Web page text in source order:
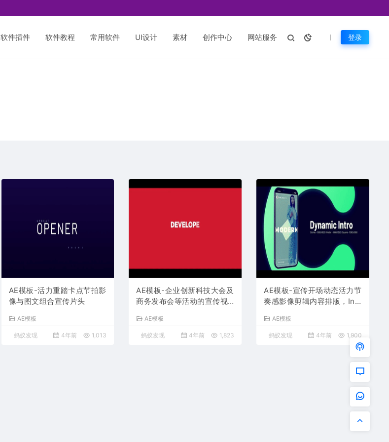
软件插件 软件教程 常用软件 UI设计 素材 创作中心 网站服务 登录
AE模板-活力重踏卡点节拍影
像与图文组合宣传片头
AE模板
蚂蚁发现 4年前 1,013
AE模板-企业创新科技大会及
商务发布会等活动的宣传视
AE模板
蚂蚁发现 4年前 1,823
AE模板-宣传开场动态活力节
奏感影像剪辑内容排版，Inst
AE模板
蚂蚁发现 4年前 1,900